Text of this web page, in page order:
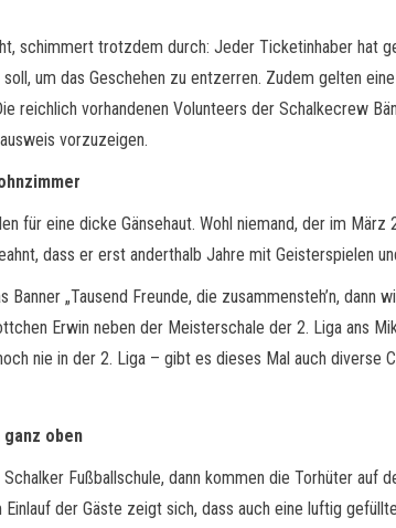
schimmert trotzdem durch: Jeder Ticketinhaber hat
um das Geschehen zu entzerren. Zudem gelten
reichlich vorhandenen Volunteers der Schalkecrew
vorzuzeigen.
für eine dicke Gänsehaut. Wohl niemand, der im
dass er erst anderthalb Jahre mit Geisterspielen
„Tausend Freunde, die zusammensteh’n,
Erwin neben der Meisterschale der 2. Liga ans
nie in der 2. Liga – gibt es dieses Mal auch
ganz oben
Fußballschule, dann kommen die Torhüter auf
der Gäste zeigt sich, dass auch eine luftig